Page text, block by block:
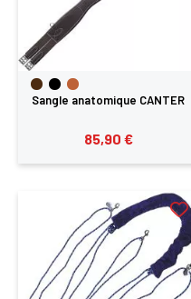
Sangle anatomique CANTER
85,90 €